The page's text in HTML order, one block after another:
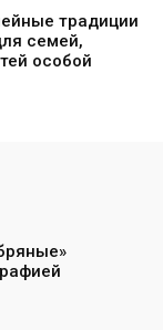
традиции
семей,
особой